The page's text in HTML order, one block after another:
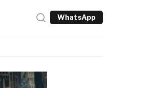
WhatsApp